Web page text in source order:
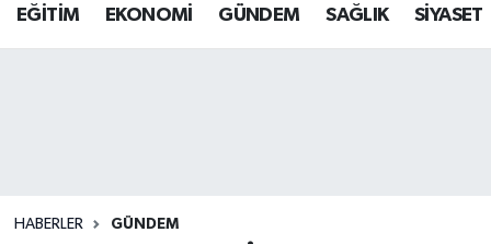
EĞİTİM EKONOMİ GÜNDEM SAĞLIK SİYASET
HABERLER GÜNDEM